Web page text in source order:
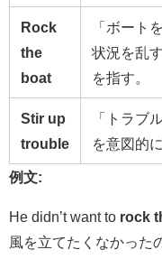
Rock
the
boat
「ボート
状況を乱
を指す。
Stir up
trouble
「トラブ
を意図的
例文:
He didn’t want to rock
風を立てたくなかった